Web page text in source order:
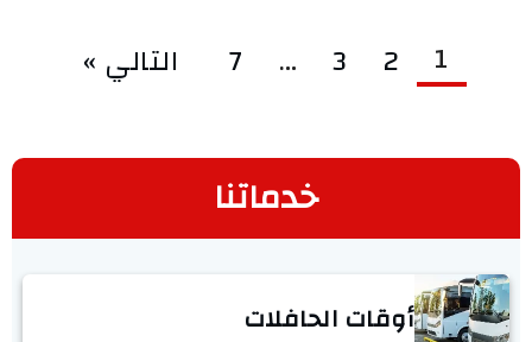
1
2
3
…
7 التالي »
خدماتنا
أوقات الحافلات